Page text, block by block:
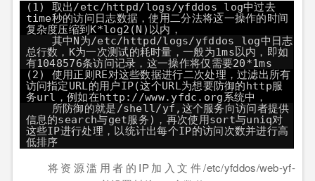
(1) 取出/etc/httpd/logs/yfddos_log中过去
time秒的访问日志数据，使用二分法将这一操作的时间
复杂度压缩到K*log2(N)以内，
其中N为/etc/httpd/logs/yfddos_log中日志
总行数，K为一次测试的耗时量，一般为1ms以内，即如
有1048576条访问记录，这一操作将仅需要20*1ms
(2) 使用正则RE对这些数据进行二次处理，过滤出所有
访问指定URL的用户IP(这个URL为想要防御的http服
务url，例如在http://www.yfdc.org系统中，
所防御的就是/shell/yf,这个服务向访问者提供
信息的search与get服务)，再次使用sort与uniq对
这些IP进行处理，以统计出每个IP的访问次数并进行高
低排序
将资源滥用者的IP加入文件/etc/yfddos/web-yf-